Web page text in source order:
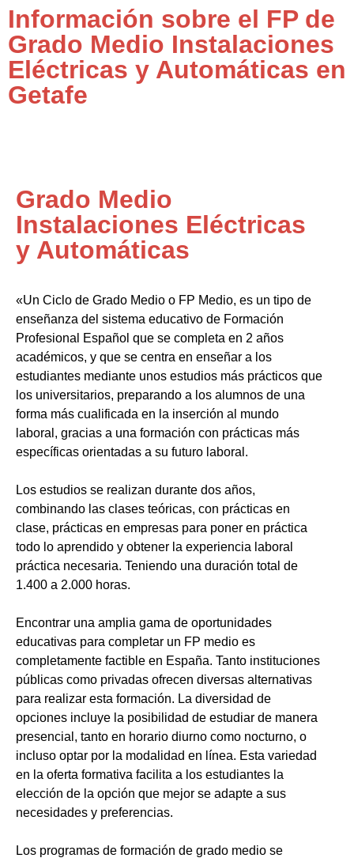
Información sobre el FP de
Grado Medio Instalaciones
Eléctricas y Automáticas en
Getafe
Grado Medio
Instalaciones Eléctricas
y Automáticas
«Un Ciclo de Grado Medio o FP Medio, es un tipo de
enseñanza del sistema educativo de Formación
Profesional Español que se completa en 2 años
académicos, y que se centra en enseñar a los
estudiantes mediante unos estudios más prácticos que
los universitarios, preparando a los alumnos de una
forma más cualificada en la inserción al mundo
laboral, gracias a una formación con prácticas más
específicas orientadas a su futuro laboral.
Los estudios se realizan durante dos años,
combinando las clases teóricas, con prácticas en
clase, prácticas en empresas para poner en práctica
todo lo aprendido y obtener la experiencia laboral
práctica necesaria. Teniendo una duración total de
1.400 a 2.000 horas.
Encontrar una amplia gama de oportunidades
educativas para completar un FP medio es
completamente factible en España. Tanto instituciones
públicas como privadas ofrecen diversas alternativas
para realizar esta formación. La diversidad de
opciones incluye la posibilidad de estudiar de manera
presencial, tanto en horario diurno como nocturno, o
incluso optar por la modalidad en línea. Esta variedad
en la oferta formativa facilita a los estudiantes la
elección de la opción que mejor se adapte a sus
necesidades y preferencias.
Los programas de formación de grado medio se